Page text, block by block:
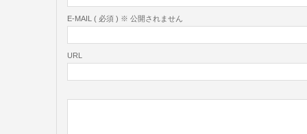
E-MAIL ( 必須 ) ※ 公開されません
URL